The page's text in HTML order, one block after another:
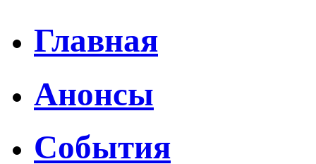
Главная
Анонсы
События